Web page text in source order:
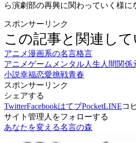
ら演劇部の再興に関わっていく様に
スポンサーリンク
この記事と関連し
アニメ漫画系の名言格言
アニメゲーム メンタル人生 人間関係
小説幸福恋愛挑戦青春
スポンサーリンク
シェアする
TwitterFacebookはてブPocketLINEコ
サイト管理人をフォローする
あなたを変える名言の森